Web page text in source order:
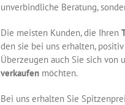
unverbindliche Beratung,
Die meisten Kunden, die Ihren
den sie bei uns erhalten,
Überzeugen auch Sie sich von
verkaufen möchten.
Bei uns erhalten Sie